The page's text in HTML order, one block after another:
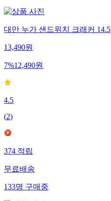
대만 누가 샌드위치 크래커
13,490원
7%12,490원
4.5
(2)
374적립
무료배송
133명구매중